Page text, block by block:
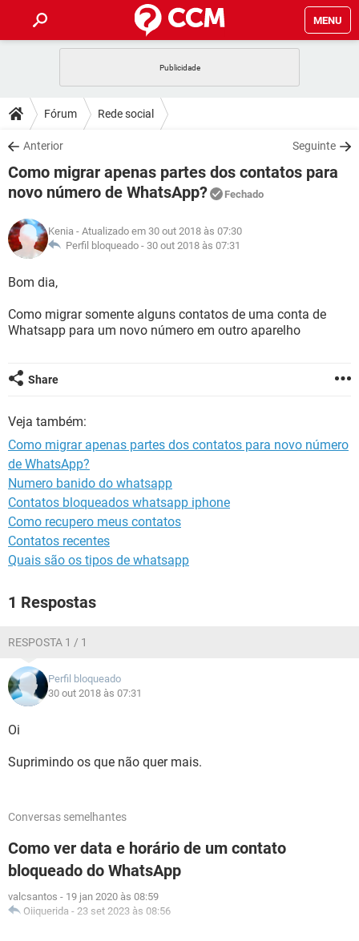
MENU
CELULAR
OUTLOOK
INSTAGRAM GMAIL
GUIA DE COMPRAS
DICAS
JOGOS
OUTLOOK EXCEL
GUIA DE COMPRAS
DOWNLOADS
JOGOS WHATSAPP
CELULAR FACEBOOK
OUTLOOK EXCEL
INSTAGRAM
GUIA DE COMPRAS
CELULAR FACEBOOK
GUIA DE COMPRAS
GLOSSÁRIO
JOGOS
CELULAR
OUTLOOK EXCEL
INSTAGRAM GMAIL
Fórum Rede social
Anterior Seguinte
Como migrar apenas partes dos contatos para
novo número de WhatsApp?
Fechado
Kenia - Atualizado em 30 out 2018 às 07:30
Perfil bloqueado - 30 out 2018 às 07:31
Bom dia,
Como migrar somente alguns contatos de uma conta de
Whatsapp para um novo número em outro aparelho
Share
Veja também:
Como migrar apenas partes dos contatos para novo número
de WhatsApp?
Numero banido do whatsapp
Contatos bloqueados whatsapp iphone
Como recupero meus contatos
Contatos recentes
Quais são os tipos de whatsapp
1 Respostas
RESPOSTA 1 / 1
Perfil bloqueado
30 out 2018 às 07:31
Oi
Suprimindo os que não quer mais.
Conversas semelhantes
Como ver data e horário de um contato
bloqueado do WhatsApp
valcsantos - 19 jan 2020 às 08:59
Oiiquerida - 23 set 2023 às 08:56